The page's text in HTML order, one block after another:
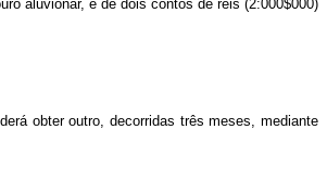
aluvionar, e de dois contos de réis (2:000$000)
obter outro, decorridas três meses, mediante